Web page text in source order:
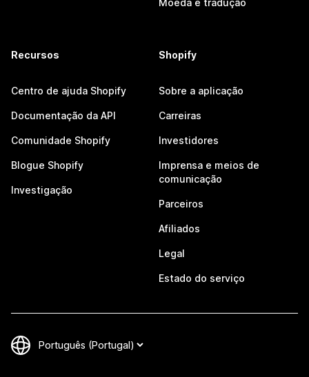
Moeda e tradução
Recursos
Centro de ajuda Shopify
Documentação da API
Comunidade Shopify
Blogue Shopify
Investigação
Shopify
Sobre a aplicação
Carreiras
Investidores
Imprensa e meios de
comunicação
Parceiros
Afiliados
Legal
Estado do serviço